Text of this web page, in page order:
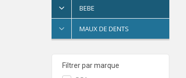
BEBE
MAUX DE DENTS
Filtrer par marque